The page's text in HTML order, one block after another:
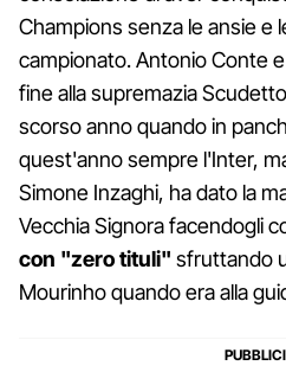
Champions senza le ansie e
campionato. Antonio Conte
fine alla supremazia
scorso anno quando in
quest'anno sempre l'Inter,
Simone Inzaghi, ha dato la
Vecchia Signora facendogli
con "zero tituli" sfruttando
Mourinho quando era alla